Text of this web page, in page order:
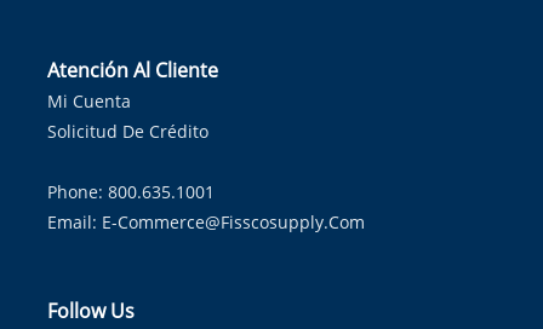
Atención Al Cliente
Mi Cuenta
Solicitud De Crédito
Phone: 800.635.1001
Email: E-Commerce@fisscosupply.com
Follow Us